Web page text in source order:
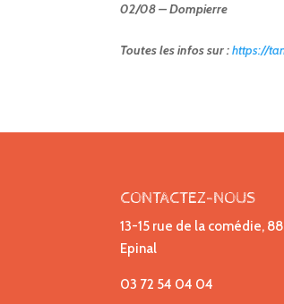
02/08 – Dompierre
Toutes les infos sur :https://
CONTACTEZ-NOUS
13-15 rue de la comédie,
Epinal
03 72 54 04 04